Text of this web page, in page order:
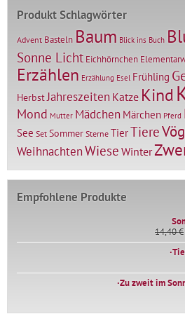
Produkt Schlagwörter
Advent Basteln Baum Blick ins Buch
Sonne Licht Eichhörnchen
Erzählen Erzählung Esel Frühling
HerbstJahreszeitenKatze Kind
Mond Mutter Mädchen Märchen Pferd
See Set Sommer Sterne TierTiere
WeihnachtenWiese Winter
Empfohlene Produkte
14,40€
∙Zu zweit im